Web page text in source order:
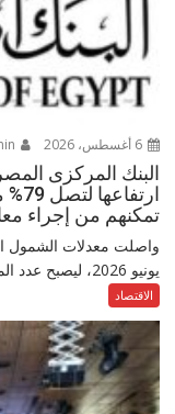
6 أغسطس، 2026
البنك المركزى
تمكنهم من إجراء
يونيو 2026، ليصبح عدد المواطنين...
الاقتصاد